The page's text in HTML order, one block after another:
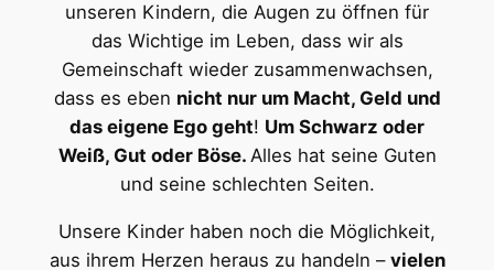
unseren Kindern, die Augen zu öffnen für
das Wichtige im Leben, dass wir als
Gemeinschaft wieder zusammenwachsen,
dass es eben nicht nur um Macht, Geld und
das eigene Ego geht! Um Schwarz oder
Weiß, Gut oder Böse. Alles hat seine Guten
und seine schlechten Seiten.
Unsere Kinder haben noch die Möglichkeit,
aus ihrem Herzen heraus zu handeln – vielen